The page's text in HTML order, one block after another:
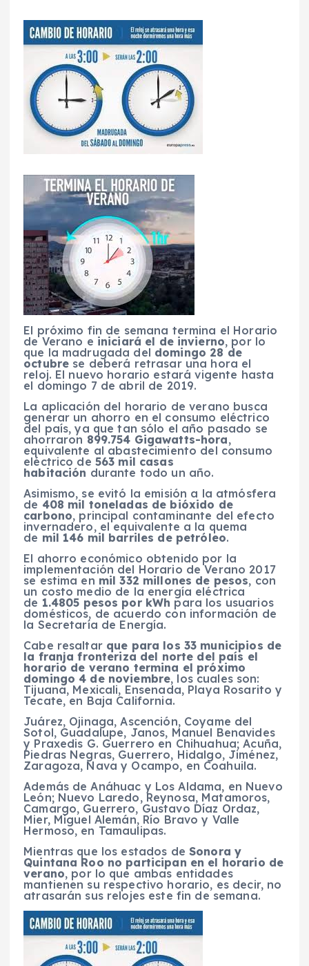
El próximo fin de semana termina el Horario
de Verano e iniciará el de invierno, por lo
que la madrugada del domingo 28 de
octubre se deberá retrasar una hora el
reloj. El nuevo horario estará vigente hasta
el domingo 7 de abril de 2019.
La aplicación del horario de verano busca
generar un ahorro en el consumo eléctrico
del país, ya que tan sólo el año pasado se
ahorraron 899.754 Gigawatts-hora,
equivalente al abastecimiento del consumo
eléctrico de 563 mil casas
habitación durante todo un año.
Asimismo, se evitó la emisión a la atmósfera
de 408 mil toneladas de bióxido de
carbono, principal contaminante del efecto
invernadero, el equivalente a la quema
de mil 146 mil barriles de petróleo.
El ahorro económico obtenido por la
implementación del Horario de Verano 2017
se estima en mil 332 millones de pesos, con
un costo medio de la energía eléctrica
de 1.4805 pesos por kWh para los usuarios
domésticos, de acuerdo con información de
la Secretaría de Energía.
Cabe resaltar que para los 33 municipios de
la franja fronteriza del norte del país el
horario de verano termina el próximo
domingo 4 de noviembre, los cuales son:
Tijuana, Mexicali, Ensenada, Playa Rosarito y
Tecate, en Baja California.
Juárez, Ojinaga, Ascención, Coyame del
Sotol, Guadalupe, Janos, Manuel Benavides
y Praxedis G. Guerrero en Chihuahua; Acuña,
Piedras Negras, Guerrero, Hidalgo, Jiménez,
Zaragoza, Nava y Ocampo, en Coahuila.
Además de Anáhuac y Los Aldama, en Nuevo
León; Nuevo Laredo, Reynosa, Matamoros,
Camargo, Guerrero, Gustavo Díaz Ordaz,
Mier, Miguel Alemán, Río Bravo y Valle
Hermoso, en Tamaulipas.
Mientras que los estados deSonora y
Quintana Roo no participan en el horario de
verano, por lo que ambas entidades
mantienen su respectivo horario, es decir, no
atrasarán sus relojes este fin de semana.